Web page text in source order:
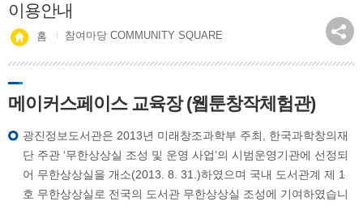
이용안내
홈 참여마당 COMMUNITY SQUARE
메이커스페이스 교육장 (웹툰창작체험관)
광진정보도서관은 2013년 미래창조과학부 주최, 한국과학창의재
단 주관 ‘무한상상실 조성 및 운영 사업’의 시범운영기관에 선정되
어 무한상상실을 개소(2013. 8. 31.)하였으며 국내 도서관계 제 1
호 무한상상실로 전국의 도서관 무한상상실 조성에 기여하였습니